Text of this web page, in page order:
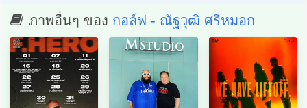
ภาพอื่นๆ ของ กอล์ฟ - ณัฐวุฒิ ศรีหมอก